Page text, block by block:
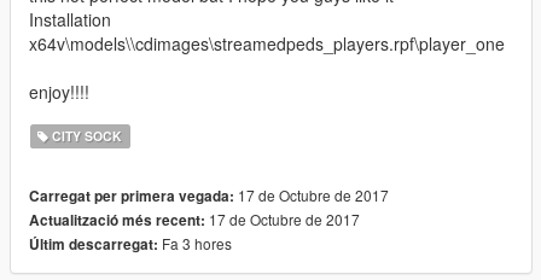
Installation
x64v\models\\cdimages\streamedpeds_players.rpf\player_one
enjoy!!!!
CITY SOCK
Carregat per primera vegada: 17 de Octubre de 2017
Actualització més recent: 17 de Octubre de 2017
Últim descarregat: Fa 3 hores